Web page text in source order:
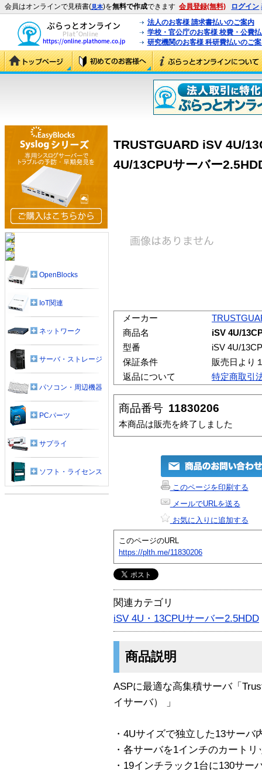
会員はオンラインで見積書(見本)を無料で作成できます 会員登録(無料) ログイン
法人のお客様 請求書払いのご案内
学校・官公庁のお客様 校費・公費
研究機関のお客様 科研費払いのご
TRUSTGUARD iSV 4U/
4U/13CPUサーバー
メーカー
商品名
iSV 4U/
型番
iSV 4U/
保証条件
販売日より
返品について
特定商取引
商品番号 11830206
本商品は販売を終了しました
このページを印刷する
メールでURLを送る
お気に入りに追加する
このページのURL
https://plth.me/11830206
関連カテゴリ
iSV 4U・13CPUサーバー2.5HDD
商品説明
ASPに最適な高集積サーバ「
イサーバ） 」
・4Uサイズで独立した13サーバ
・各サーバを1インチのカートリ
・19インチラック1台に130サー
OpenBlocks
IoT関連
ネットワーク
サーバ・ストレージ
パソコン・周辺機器
PCパーツ
サプライ
ソフト・ライセンス